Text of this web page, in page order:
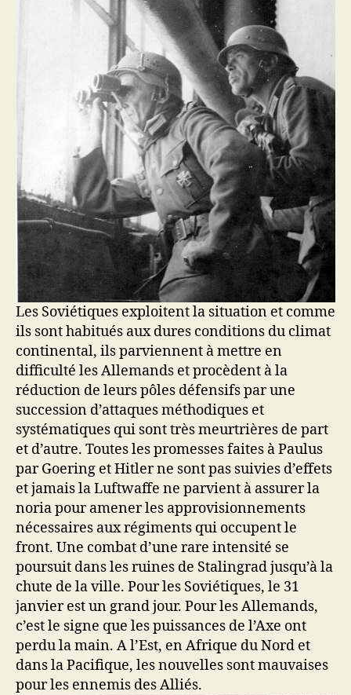
Les Soviétiques exploitent la situation et comme
ils sont habitués aux dures conditions du climat
continental, ils parviennent à mettre en
difficulté les Allemands et procèdent à la
réduction de leurs pôles défensifs par une
succession d’attaques méthodiques et
systématiques qui sont très meurtrières de part
et d’autre. Toutes les promesses faites à Paulus
par Goering et Hitler ne sont pas suivies d’effets
et jamais la Luftwaffe ne parvient à assurer la
noria pour amener les approvisionnements
nécessaires aux régiments qui occupent le
front. Une combat d’une rare intensité se
poursuit dans les ruines de Stalingrad jusqu’à la
chute de la ville. Pour les Soviétiques, le 31
janvier est un grand jour. Pour les Allemands,
c’est le signe que les puissances de l’Axe ont
perdu la main. A l’Est, en Afrique du Nord et
dans la Pacifique, les nouvelles sont mauvaises
pour les ennemis des Alliés.